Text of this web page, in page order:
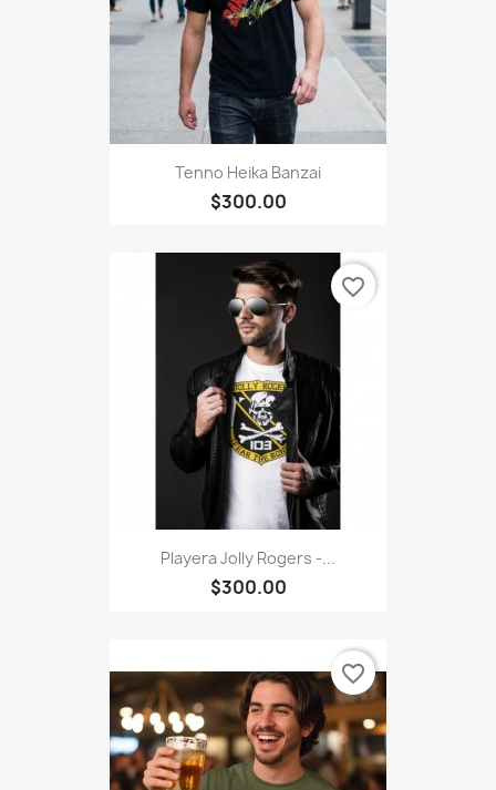
Tenno Heika Banzai
$300.00
Playera Jolly Rogers -...
$300.00
favorite_border
favorite_border